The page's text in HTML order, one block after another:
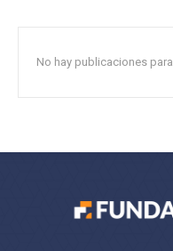
No hay publicaciones